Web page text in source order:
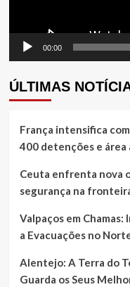
00:00
ÚLTIMAS
França intensifica
400 detenções e
Ceuta enfrenta nova
segurança na
Valpaços em
a Evacuações no
Alentejo: A Terra do
Guarda os Seus